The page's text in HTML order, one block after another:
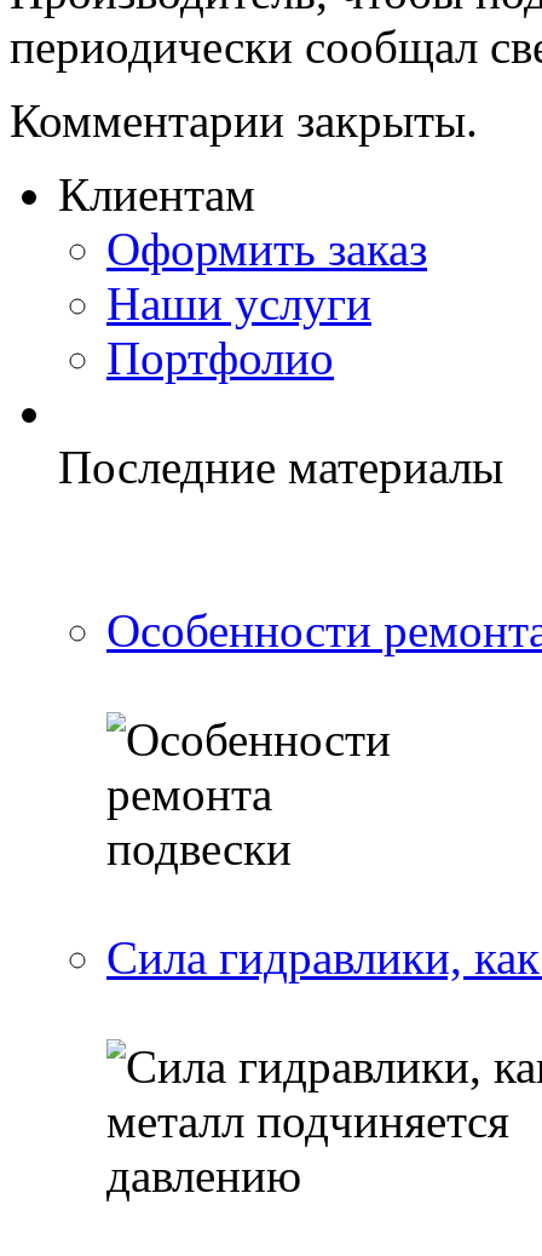
периодически сообщал
Комментарии закрыты.
Клиентам
Оформить заказ
Наши услуги
Портфолио
Последние материалы
Особенности
Сила гидравлики,